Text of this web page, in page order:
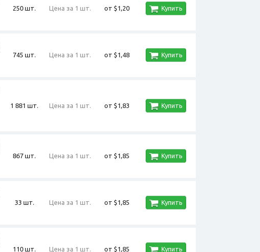
250 шт. Цена за 1 шт. от $1,20 Купить
745 шт. Цена за 1 шт. от $1,48 Купить
1 881 шт. Цена за 1 шт. от $1,83 Купить
867 шт. Цена за 1 шт. от $1,85 Купить
33 шт. Цена за 1 шт. от $1,85 Купить
110 шт. Цена за 1 шт. от $1,85 Купить